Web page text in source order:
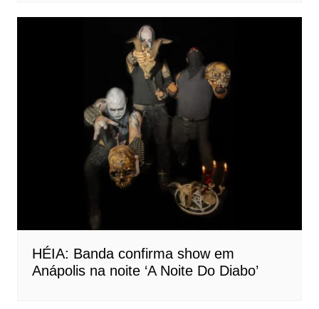
HÉIA: Banda confirma show em
Anápolis na noite ‘A Noite Do Diabo’